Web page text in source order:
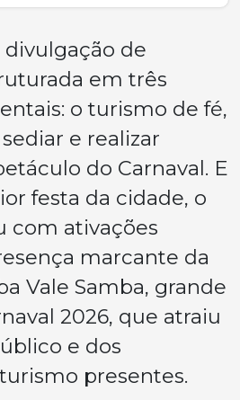
de
em três
o turismo de fé,
e realizar
do Carnaval. E
festa da cidade, o
com ativações
marcante da
Vale Samba, grande
2026, que atraiu
e dos
presentes.